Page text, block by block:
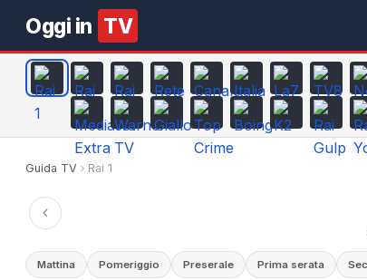
Oggi in TV
Guida TV Rai 1
Mattina Pomeriggio Preserale Prima serata